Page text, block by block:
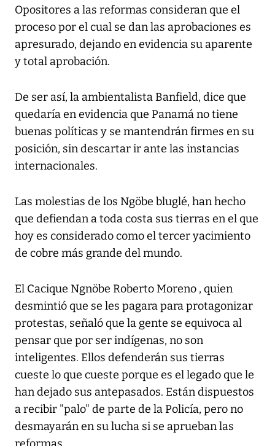
Opositores a las reformas consideran que el
proceso por el cual se dan las aprobaciones es
apresurado, dejando en evidencia su aparente
y total aprobación.
De ser así, la ambientalista Banfield, dice que
quedaría en evidencia que Panamá no tiene
buenas políticas y se mantendrán firmes en su
posición, sin descartar ir ante las instancias
internacionales.
Las molestias de los Ngöbe bluglé, han hecho
que defiendan a toda costa sus tierras en el que
hoy es considerado como el tercer yacimiento
de cobre más grande del mundo.
El Cacique Ngnöbe Roberto Moreno , quien
desmintió que se les pagara para protagonizar
protestas, señaló que la gente se equivoca al
pensar que por ser indígenas, no son
inteligentes. Ellos defenderán sus tierras
cueste lo que cueste porque es el legado que le
han dejado sus antepasados. Están dispuestos
a recibir "palo" de parte de la Policía, pero no
desmayarán en su lucha si se aprueban las